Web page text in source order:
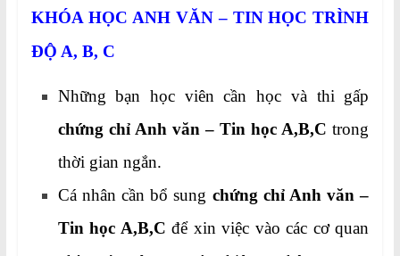
KHÓA HỌCANH VĂN – TIN HỌC TRÌNH
ĐỘ A, B, C
Những bạn học viên cần học và thi gấp
chứng chỉ Anh văn – Tin học A,B,C trong
thời gian ngắn.
Cá nhân cần bổ sung chứng chỉ Anh văn –
Tin học A,B,C để xin việc vào các cơ quan